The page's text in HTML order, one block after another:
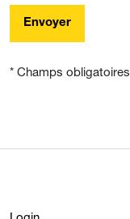
Envoyer
* Champs obligatoires